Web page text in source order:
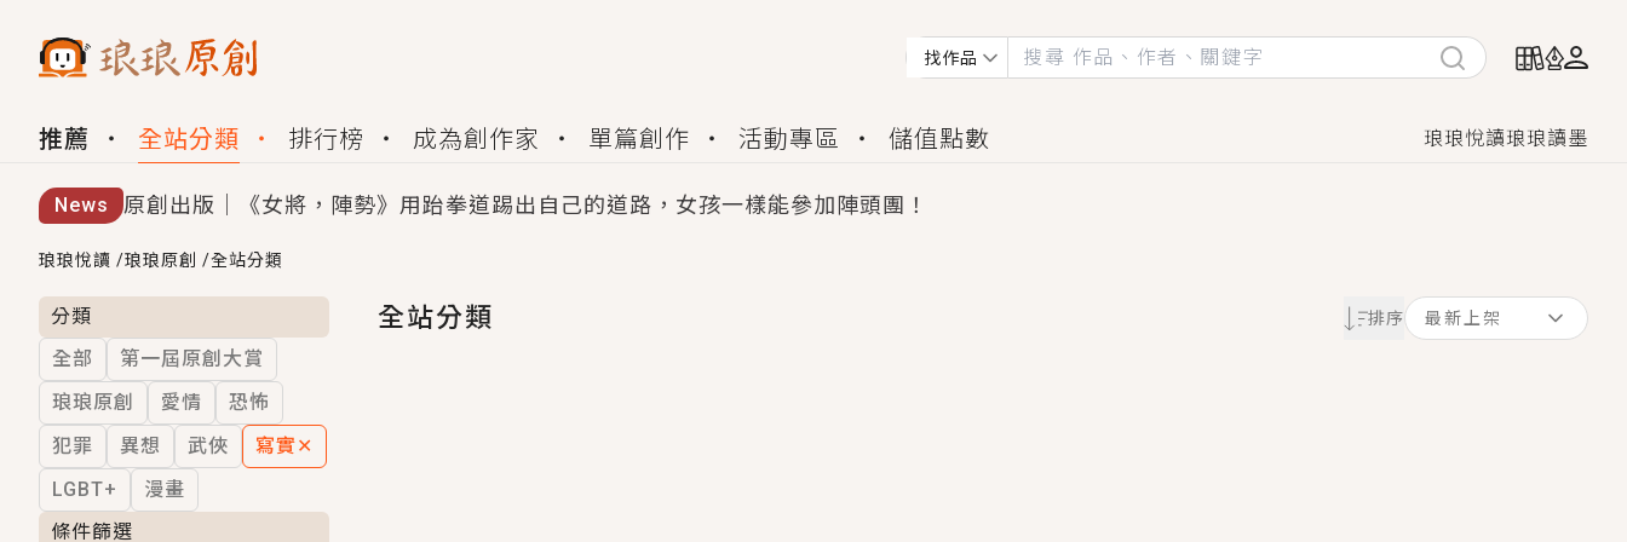
找作品
推薦 全站分類 排行榜 成為創作家 單篇創作 活動專區 儲值點數 琅琅悅讀琅琅讀墨
News 原創出版｜《女將，陣勢》用跆拳道踢出自己的道路，女孩一樣能參加陣頭團！
創,作家招募｜華文小說創作首選！有機會獲得豐富廣宣資源、專屬服務與獨享福利！
小編心動書單｜《離婚你提的，二婚嫁大佬，你哭什麼？》追妻火葬場！前夫失憶移情別戀，她頭也不回找新歡，他居然還後悔了？
GL｜《夏日與檸檬與重疊世界》炎熱的夏日、檸檬的香氣、互相愛慕的兩位少女，今夏最推純愛GL漫畫！
BL｜《費洛蒙中毒》救命！特殊費洛蒙體質世界觀，無法抗拒的吸引力，已中毒Σ>―(〃°ω°〃)♡→
OMG你嚇到我了｜《陰陽鬼店》上班族買了房子模型，但現實中買下的竟是屬於他的停屍櫃？！
言情｜《國語推行員》每個人心中都有一個連自己也無法改變的永恆， 他的一生將不由自主追逐著她……
琅琅悅讀 /琅琅原創 /全站分類
分類
全部
第一屆原創大賞
琅琅原創
愛情
恐怖
犯罪
異想 武俠 寫實✕
LGBT+
漫畫
條件篩選
全站分類 排序 最新上架